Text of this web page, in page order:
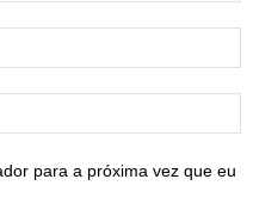
para a próxima vez que eu